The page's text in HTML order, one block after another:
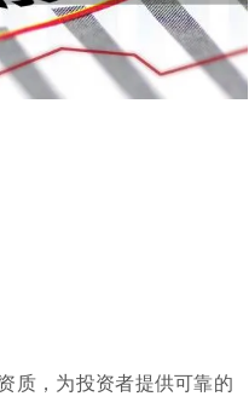
质，为投资者提供可靠的